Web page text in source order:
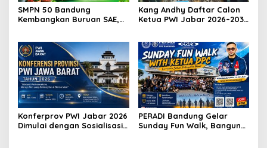
SMPN 50 Bandung
Kembangkan Buruan SAE,
Kang Andhy Daftar Calon
Ketua PWI Jabar 2026–2031,
Karier Internasional
Konferprov PWI Jabar 2026
Dimulai dengan Sosialisasi
PERADI Bandung Gelar
Sunday Fun Walk, Bangun